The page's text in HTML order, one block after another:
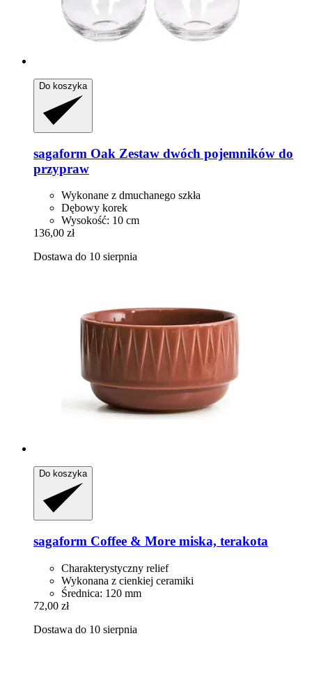
Do koszyka
sagaform Oak Zestaw dwóch pojemników do
przypraw
Wykonane z dmuchanego szkła
Dębowy korek
Wysokość: 10 cm
136,00 zł
Dostawa do 10 sierpnia
Do koszyka
sagaform Coffee & More miska, terakota
Charakterystyczny relief
Wykonana z cienkiej ceramiki
Średnica: 120 mm
72,00 zł
Dostawa do 10 sierpnia